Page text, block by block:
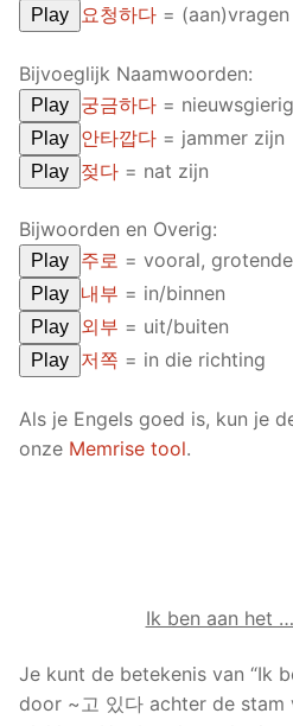
Play 요청하다 = (aan)vragen
Bijvoeglijk Naamwoorden:
Play 궁금하다 =
Play 안타깝다 = jammer zijn
Play 젖다 = nat zijn
Bijwoorden en Overig:
Play 주로 = vooral,
Play 내부 = in/binnen
Play 외부 = uit/buiten
Play 저쪽 = in die richting
Als je Engels goed is, kun je
onze Memrise tool.
Ik ben aan het
Je kunt de betekenis van “Ik
door ~고 있다 achter de